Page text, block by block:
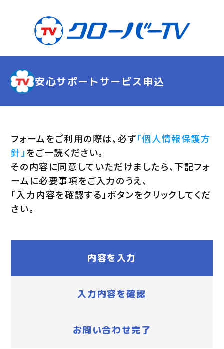
安心サポートサービス申込
フォームをご利用の際は、必ず「個人情報保護方
針」をご一読ください。
その内容に同意していただけましたら、下記フォ
ームに必要事項をご入力のうえ、
「入力内容を確認する」ボタンをクリックしてくだ
さい。
内容を入力
入力内容を確認
お問い合わせ完了